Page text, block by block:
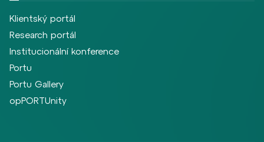
Klientský portál
Research portál
Institucionální konference
Portu
Portu Gallery
opPORTUnity